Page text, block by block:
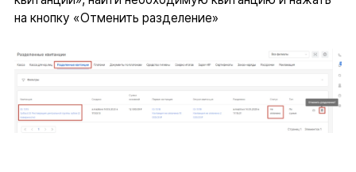
на кнопку «Отменить разделение»